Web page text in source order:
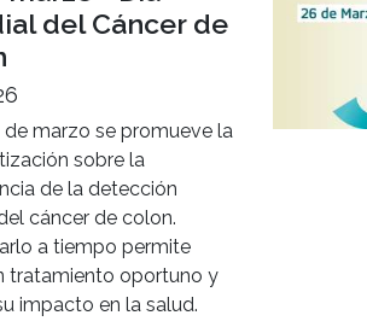
se manifiesta por
reiterados de falta de
sensación de pecho
oprimido, silbidos en el
o presencia de
con obstrucción al
aire por la vía respiratoria.
marzo - Día